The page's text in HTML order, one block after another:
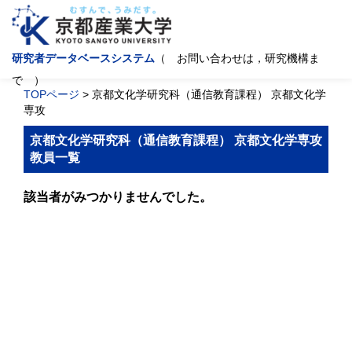
研究者データベースシステム （ お問い合わせは，研究機構ま
で ）
TOPページ > 京都文化学研究科（通信教育課程） 京都文化学
専攻
京都文化学研究科（通信教育課程） 京都文化学専攻
教員一覧
該当者がみつかりませんでした。